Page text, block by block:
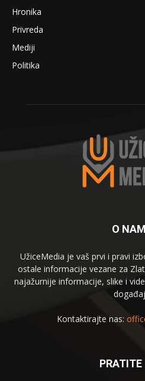
Hronika
Privreda
Mediji
Politika
O
UžiceMedia je vaš prvi i pravi
ostale informacije vezane za
najažurnije informacije, slike i
Kontaktirajte nas:
PRATITE